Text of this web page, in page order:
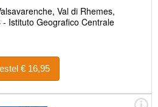
Val di Rhemes,
- Istituto Geografico Centrale
Bestel € 16,95